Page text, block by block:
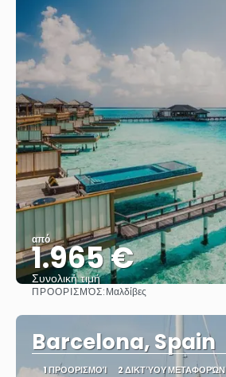
από
1.965 €
Συνολική τιμή
ΠΡΟΟΡΙΣΜΌΣ:Μαλδίβες
Barcelona, Spain
1 ΠΡΟΟΡΙΣΜΟΊ 2 ΔΙΚΤΎΟΥ ΜΕΤΑΦΟΡΏΝ